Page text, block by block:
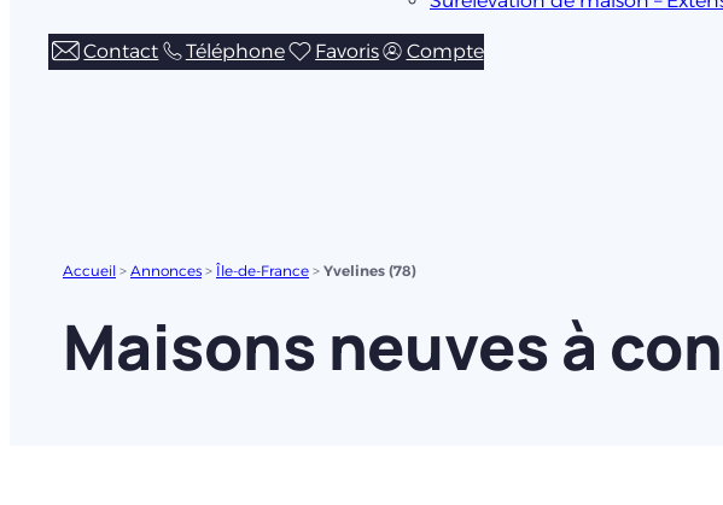
Contact Téléphone Favoris Compte
Accueil > Annonces > Île-de-France > Yvelines (78)
Maisons neuves à